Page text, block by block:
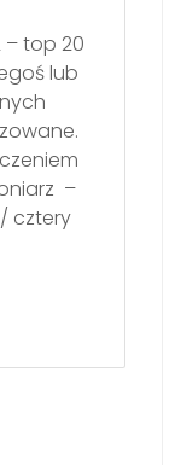
– top 20
lub
–
cztery